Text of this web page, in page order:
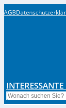
AGB
Search